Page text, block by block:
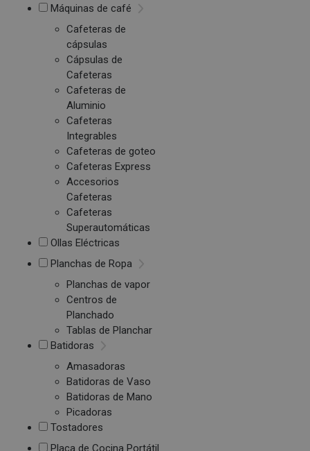
Máquinas de café
Cafeteras de
cápsulas
Cápsulas de
Cafeteras
Cafeteras de
Aluminio
Cafeteras
Integrables
Cafeteras de goteo
Cafeteras Express
Accesorios
Cafeteras
Cafeteras
Superautomáticas
Ollas Eléctricas
Planchas de Ropa
Planchas de vapor
Centros de
Planchado
Tablas de Planchar
Batidoras
Amasadoras
Batidoras de Vaso
Batidoras de Mano
Picadoras
Tostadores
Placa de Cocina Portátil